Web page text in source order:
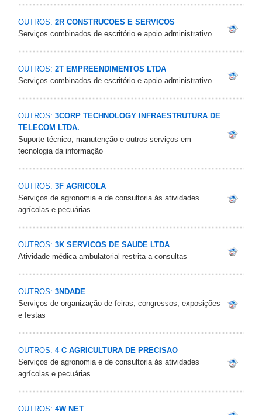
OUTROS: 2R CONSTRUCOES E SERVICOS
Serviços combinados de escritório e apoio administrativo
OUTROS: 2T EMPREENDIMENTOS LTDA
Serviços combinados de escritório e apoio administrativo
OUTROS: 3CORP TECHNOLOGY INFRAESTRUTURA DE
TELECOM LTDA.
Suporte técnico, manutenção e outros serviços em
tecnologia da informação
OUTROS: 3F AGRICOLA
Serviços de agronomia e de consultoria às atividades
agrícolas e pecuárias
OUTROS: 3K SERVICOS DE SAUDE LTDA
Atividade médica ambulatorial restrita a consultas
OUTROS: 3NDADE
Serviços de organização de feiras, congressos, exposições
e festas
OUTROS: 4 C AGRICULTURA DE PRECISAO
Serviços de agronomia e de consultoria às atividades
agrícolas e pecuárias
OUTROS: 4W NET